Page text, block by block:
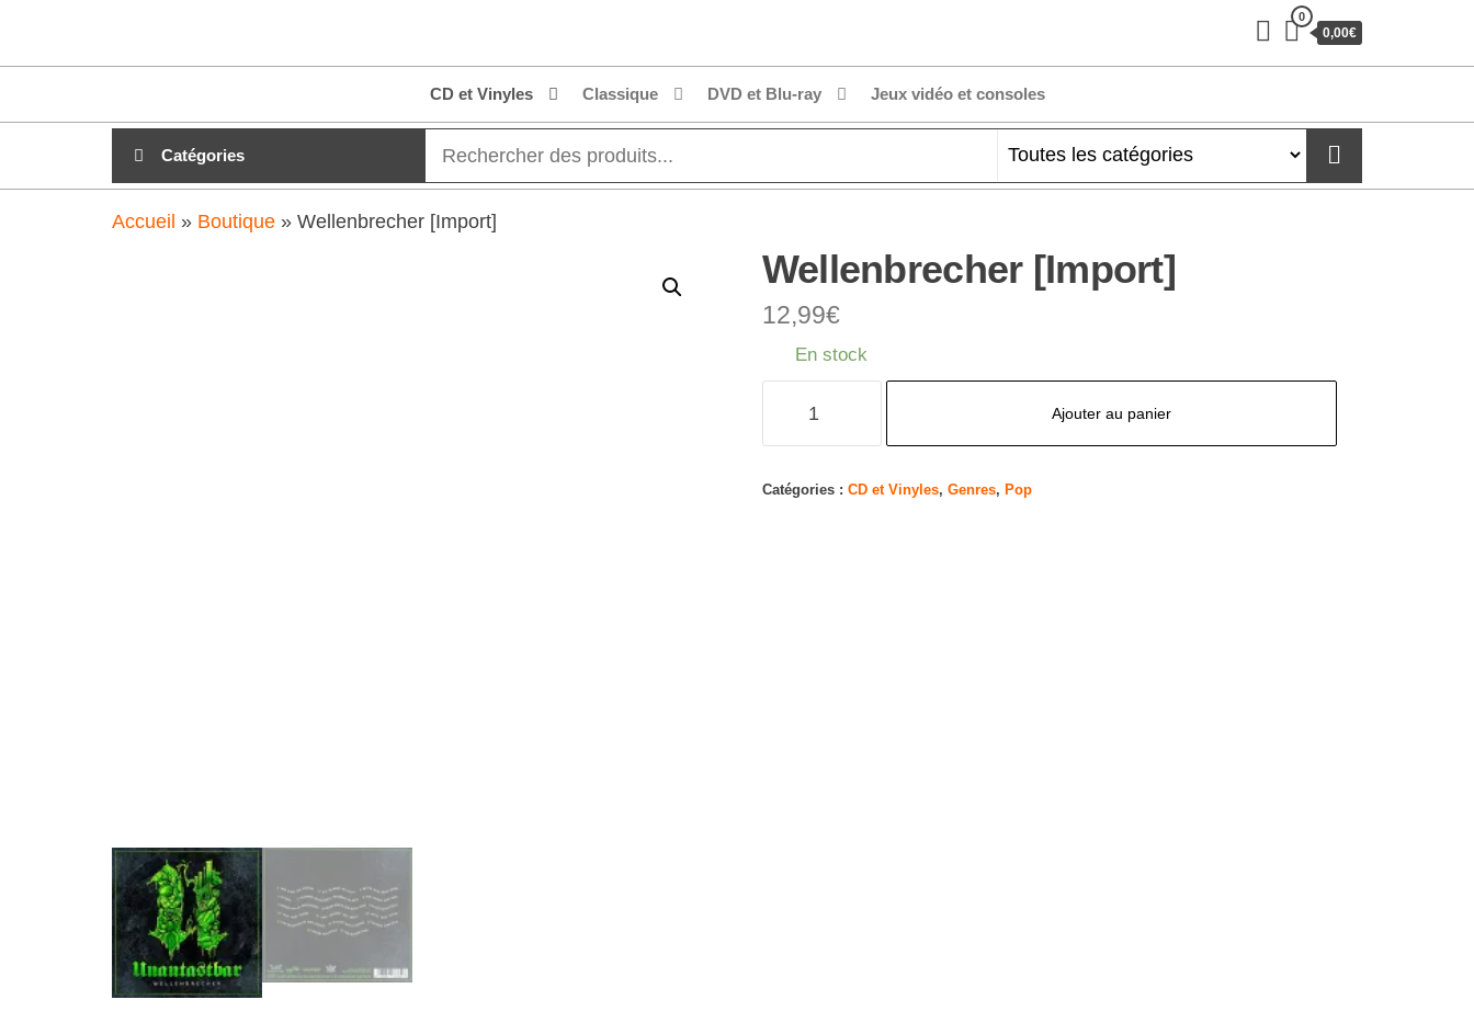
clubdial.fr
0
0,00€
CD et Vinyles Classique DVD et Blu-ray Jeux vidéo et consoles
Catégories
Accueil » Boutique » Wellenbrecher [Import]
Wellenbrecher [Import]
12,99€
En stock
[Import]
Ajouter au panier
Catégories : CD et Vinyles, Genres, Pop